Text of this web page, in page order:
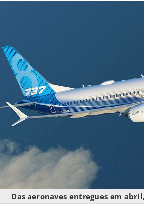
Das aeronaves entregues em